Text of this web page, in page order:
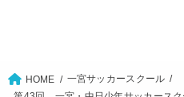
HOME
一宮サッカースクール